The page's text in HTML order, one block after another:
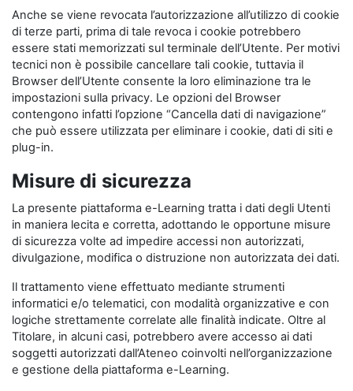
Anche se viene revocata l’autorizzazione all’utilizzo di cookie
di terze parti, prima di tale revoca i cookie potrebbero
essere stati memorizzati sul terminale dell’Utente. Per motivi
tecnici non è possibile cancellare tali cookie, tuttavia il
Browser dell’Utente consente la loro eliminazione tra le
impostazioni sulla privacy. Le opzioni del Browser
contengono infatti l’opzione “Cancella dati di navigazione”
che può essere utilizzata per eliminare i cookie, dati di siti e
plug-in.
Misure di sicurezza
La presente piattaforma e-Learning tratta i dati degli Utenti
in maniera lecita e corretta, adottando le opportune misure
di sicurezza volte ad impedire accessi non autorizzati,
divulgazione, modifica o distruzione non autorizzata dei dati.
Il trattamento viene effettuato mediante strumenti
informatici e/o telematici, con modalità organizzative e con
logiche strettamente correlate alle finalità indicate. Oltre al
Titolare, in alcuni casi, potrebbero avere accesso ai dati
soggetti autorizzati dall’Ateneo coinvolti nell’organizzazione
e gestione della piattaforma e-Learning.